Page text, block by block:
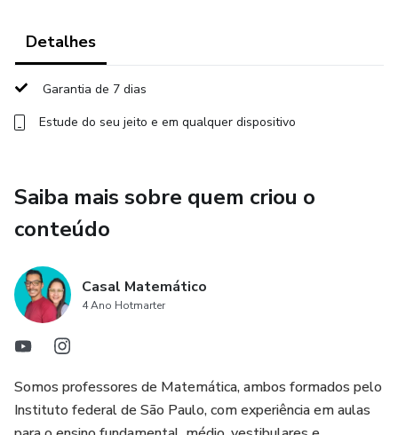
resolução de questões.
Resolução detalhada das questões que envolvem
Suporte pelo WhatsApp: tire suas dúvidas diretamente
com o casal matemático
vezes quiser, incluindo as atualizações.
Garantia de 7 dias: se não gostar, devolvemos seu dinheiro
sem complicações.
E-book exclusivo com resumos e dicas valiosas para a
prova.
Detalhes
Garantia de 7 dias
Estude do seu jeito e em qualquer dispositivo
Saiba mais sobre quem criou o
conteúdo
Casal Matemático
4 Ano Hotmarter
Somos professores de Matemática, ambos formados pelo
Instituto federal de São Paulo, com experiência em aulas